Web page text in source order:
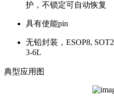
护，不锁定可自动恢复
具有使能pin
无铅封装，ESOP8, SOT2
3-6L
典型应用图